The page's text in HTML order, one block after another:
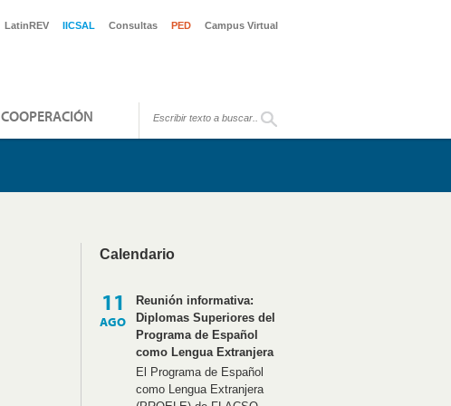
LatinREV IICSAL Consultas PED Campus Virtual
COOPERACIÓN
Calendario
11
AGO
Reunión informativa:
Diplomas Superiores del
Programa de Español
como Lengua Extranjera
El Programa de Español
como Lengua Extranjera